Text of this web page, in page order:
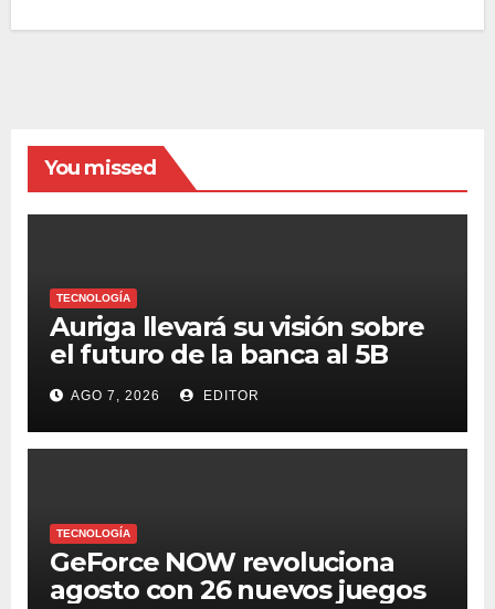
You missed
TECNOLOGÍA
Auriga llevará su visión sobre
el futuro de la banca al 5B
Digital Summit 2026
AGO 7, 2026 EDITOR
TECNOLOGÍA
GeForce NOW revoluciona
agosto con 26 nuevos juegos